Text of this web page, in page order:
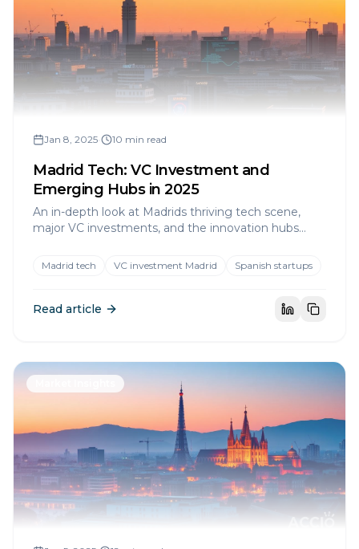
Jan 8, 2025 10 min read
Madrid Tech: VC Investment and
Emerging Hubs in 2025
An in-depth look at Madrids thriving tech scene,
major VC investments, and the innovation hubs
Madrid tech VC investment Madrid Spanish startups
Read article